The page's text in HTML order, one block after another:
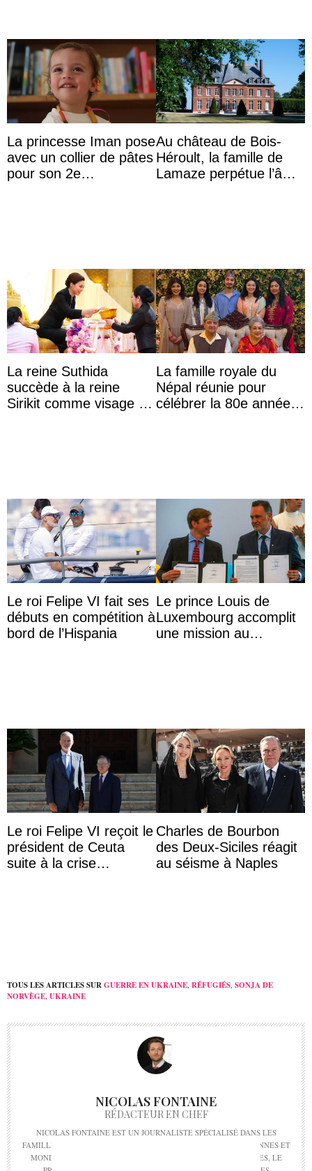
La princesse Iman pose
avec un collier de pâtes
pour son 2e
Au château de Bois-
Héroult, la famille de
Lamaze perpétue l’âme
La reine Suthida
succède à la reine
Sirikit comme visage de
La famille royale du
Népal réunie pour
célébrer la 80e année
Le roi Felipe VI fait ses
débuts en compétition à
bord de l’Hispania
Le prince Louis de
Luxembourg accomplit
une mission au
Le roi Felipe VI reçoit le
président de Ceuta
suite à la crise
Charles de Bourbon
des Deux-Siciles réagit
au séisme à Naples
TOUS LES ARTICLES SURGUERRE EN UKRAINE, RÉFUGIÉS, SONJA DE
NORVÈGE, UKRAINE
NICOLAS FONTAINE
RÉDACTEUR EN CHEF
NICOLAS FONTAINE EST UN JOURNALISTE SPÉCIALISÉ DANS LES
FAMILLES ROYALES ET L'HISTOIRE DES MONARCHIES EUROPÉENNES ET
MONDIALES. NICOLAS FONTAINE A FONDÉ HISTOIRES ROYALES, LE